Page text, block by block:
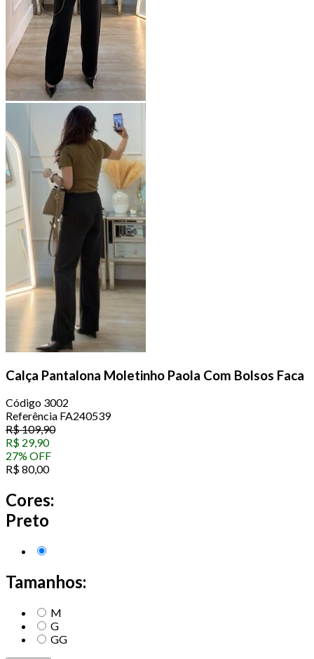
Calça Pantalona Moletinho Paola Com Bolsos Faca
Código 3002
Referência FA240539
R$109,90
R$ 29,90
27% OFF
R$80,00
Cores:
Preto
Tamanhos:
M
G
GG